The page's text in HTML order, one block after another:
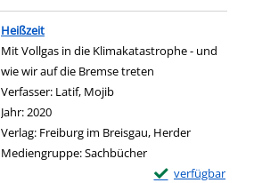
Zum Download
Heißzeit
Mit Vollgas in die Klimakatastrophe - und
wie wir auf die Bremse treten
Verfasser: Latif, Mojib
Jahr:2020
Verlag: Freiburg im Breisgau, Herder
Mediengruppe:Sachbücher
verfügbar
Exemplar-Details